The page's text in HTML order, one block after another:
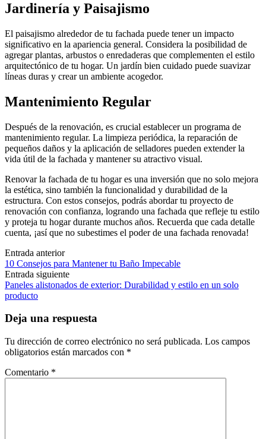
Jardinería y Paisajismo
El paisajismo alrededor de tu fachada puede tener un impacto
significativo en la apariencia general. Considera la posibilidad de
agregar plantas, arbustos o enredaderas que complementen el estilo
arquitectónico de tu hogar. Un jardín bien cuidado puede suavizar
líneas duras y crear un ambiente acogedor.
Mantenimiento Regular
Después de la renovación, es crucial establecer un programa de
mantenimiento regular. La limpieza periódica, la reparación de
pequeños daños y la aplicación de selladores pueden extender la
vida útil de la fachada y mantener su atractivo visual.
Renovar la fachada de tu hogar es una inversión que no solo mejora
la estética, sino también la funcionalidad y durabilidad de la
estructura. Con estos consejos, podrás abordar tu proyecto de
renovación con confianza, logrando una fachada que refleje tu estilo
y proteja tu hogar durante muchos años. Recuerda que cada detalle
cuenta, ¡así que no subestimes el poder de una fachada renovada!
Navegación
de
las
entradas
Entrada anterior
10 Consejos para Mantener tu Baño Impecable
Entrada siguiente
Paneles alistonados de exterior: Durabilidad y estilo en un solo
producto
Deja una respuesta
Tu dirección de correo electrónico no será publicada. Los campos
obligatorios están marcados con *
Comentario *